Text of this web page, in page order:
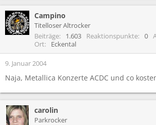
Campino
Titelloser Altrocker
Beiträge
1.603 Reaktionspunkte 0
Ort
Eckental
9. Januar 2004
Naja, Metallica Konzerte ACDC und co
carolin
Parkrocker